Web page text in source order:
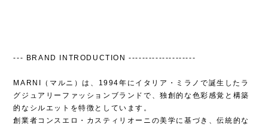
--- BRAND INTRODUCTION --------------------
MARNI（マルニ）は、1994年にイタリア・ミラノで誕生したラ
グジュアリーファッションブランドで、独創的な色彩感覚と構築
的なシルエットを特徴としています。
創業者コンスエロ・カスティリオーニの美学に基づき、伝統的な